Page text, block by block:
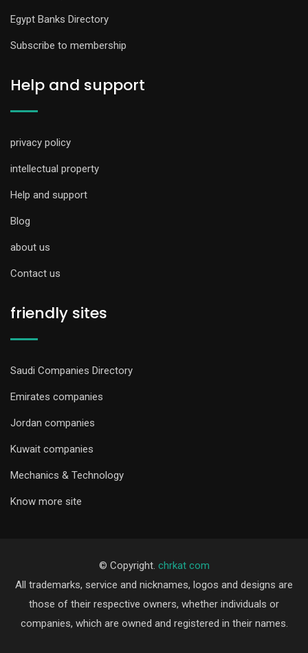
Egypt Banks Directory
Subscribe to membership
Help and support
privacy policy
intellectual property
Help and support
Blog
about us
Contact us
friendly sites
Saudi Companies Directory
Emirates companies
Jordan companies
Kuwait companies
Mechanics & Technology
Know more site
© Copyright. chrkat com
All trademarks, service and nicknames, logos and designs are
those of their respective owners, whether individuals or
companies, which are owned and registered in their names.